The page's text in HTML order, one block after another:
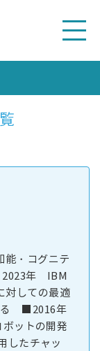
能・コグニテ
2023年 IBM
しての最適
る ■2016年
ットの開発
したチャッ